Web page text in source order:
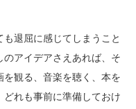
退屈に感じてしまうこと
アイデアさえあれば、そ
観る、音楽を聴く、本を
れも事前に準備しておけ